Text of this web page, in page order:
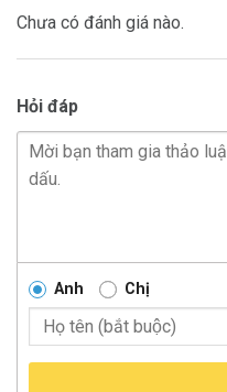
Chưa có đánh giá nào.
Hỏi đáp
Anh Chị